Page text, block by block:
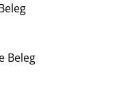
Beleg